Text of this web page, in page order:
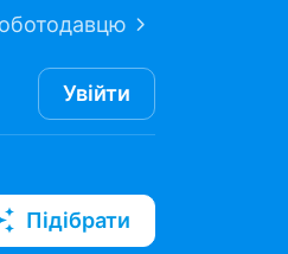
Увійти
Підібрати